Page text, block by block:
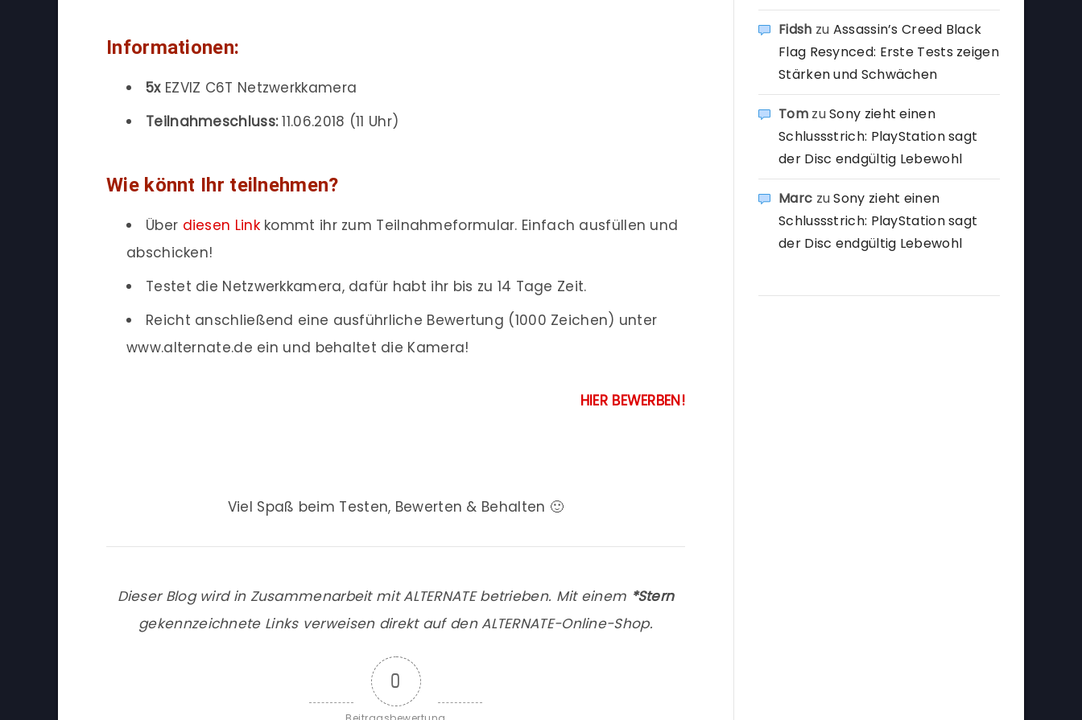
Informationen:
5xEZVIZ C6T Netzwerkkamera
Teilnahmeschluss:11.06.2018 (11 Uhr)
Wie könnt Ihr teilnehmen?
Über diesen Linkkommt ihr zum Teilnahmeformular. Einfach ausfüllen und
abschicken!
Testet die Netzwerkkamera, dafür habt ihr bis zu 14 Tage Zeit.
Reicht anschließend eine ausführliche Bewertung (1000 Zeichen) unter
www.alternate.de ein und behaltet die Kamera!
HIER BEWERBEN!
Viel Spaß beim Testen, Bewerten & Behalten 🙂
Dieser Blog wird in Zusammenarbeit mit ALTERNATE betrieben. Mit einem *Stern
gekennzeichnete Links verweisen direkt auf den ALTERNATE-Online-Shop.
0
Fidsh zu Assassin’s Creed Black
Flag Resynced: Erste Tests zeigen
Stärken und Schwächen
TomzuSony zieht einen
Schlussstrich: PlayStation sagt
der Disc endgültig Lebewohl
Marc zuSony zieht einen
Schlussstrich: PlayStation sagt
der Disc endgültig Lebewohl